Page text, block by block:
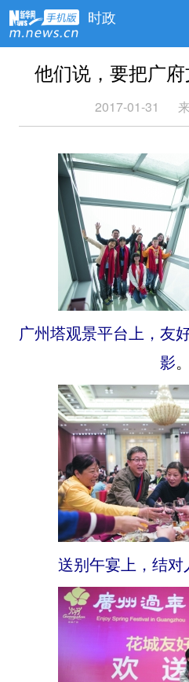
时政
他们说，要把广
2017-01-31
广州塔观景平台上，友
影。
送别午宴上，结对